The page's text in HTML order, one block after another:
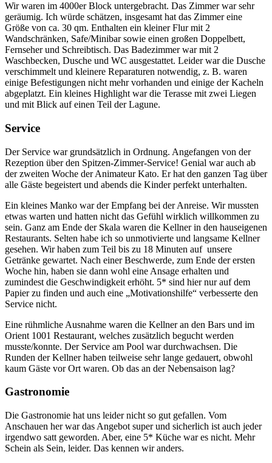
Wir waren im 4000er Block untergebracht. Das Zimmer war sehr
geräumig. Ich würde schätzen, insgesamt hat das Zimmer eine
Größe von ca. 30 qm. Enthalten ein kleiner Flur mit 2
Wandschränken, Safe/Minibar sowie einen großen Doppelbett,
Fernseher und Schreibtisch. Das Badezimmer war mit 2
Waschbecken, Dusche und WC ausgestattet. Leider war die Dusche
verschimmelt und kleinere Reparaturen notwendig, z. B. waren
einige Befestigungen nicht mehr vorhanden und einige der Kacheln
abgeplatzt. Ein kleines Highlight war die Terasse mit zwei Liegen
und mit Blick auf einen Teil der Lagune.
Service
Der Service war grundsätzlich in Ordnung. Angefangen von der
Rezeption über den Spitzen-Zimmer-Service! Genial war auch ab
der zweiten Woche der Animateur Kato. Er hat den ganzen Tag über
alle Gäste begeistert und abends die Kinder perfekt unterhalten.
Ein kleines Manko war der Empfang bei der Anreise. Wir mussten
etwas warten und hatten nicht das Gefühl wirklich willkommen zu
sein. Ganz am Ende der Skala waren die Kellner in den hauseigenen
Restaurants. Selten habe ich so unmotivierte und langsame Kellner
gesehen. Wir haben zum Teil bis zu 18 Minuten auf unsere
Getränke gewartet. Nach einer Beschwerde, zum Ende der ersten
Woche hin, haben sie dann wohl eine Ansage erhalten und
zumindest die Geschwindigkeit erhöht. 5* sind hier nur auf dem
Papier zu finden und auch eine „Motivationshilfe“ verbesserte den
Service nicht.
Eine rühmliche Ausnahme waren die Kellner an den Bars und im
Orient 1001 Restaurant, welches zusätzlich begucht werden
musste/konnte. Der Service am Pool war durchwachsen. Die
Runden der Kellner haben teilweise sehr lange gedauert, obwohl
kaum Gäste vor Ort waren. Ob das an der Nebensaison lag?
Gastronomie
Die Gastronomie hat uns leider nicht so gut gefallen. Vom
Anschauen her war das Angebot super und sicherlich ist auch jeder
irgendwo satt geworden. Aber, eine 5* Küche war es nicht. Mehr
Schein als Sein, leider. Das kennen wir anders.